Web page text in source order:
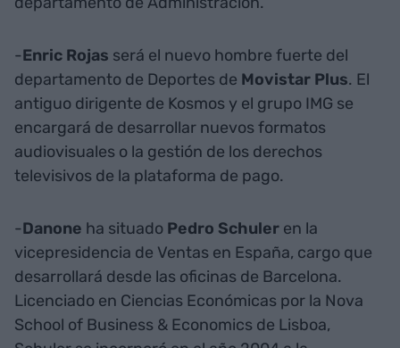
-Enric Rojas será el nuevo hombre fuerte del
departamento de Deportes de Movistar Plus. El
antiguo dirigente de Kosmos y el grupo IMG se
encargará de desarrollar nuevos formatos
audiovisuales o la gestión de los derechos
televisivos de la plataforma de pago.
-Danone ha situado Pedro Schuler en la
vicepresidencia de Ventas en España, cargo que
desarrollará desde las oficinas de Barcelona.
Licenciado en Ciencias Económicas por la Nova
School of Business & Economics de Lisboa,